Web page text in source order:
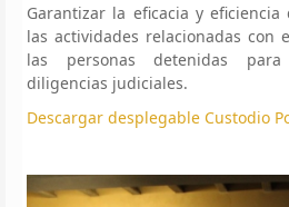
Garantizar la eficacia y
las actividades relacionadas con
las personas detenidas
diligencias judiciales.
Descargar desplegable Custodio